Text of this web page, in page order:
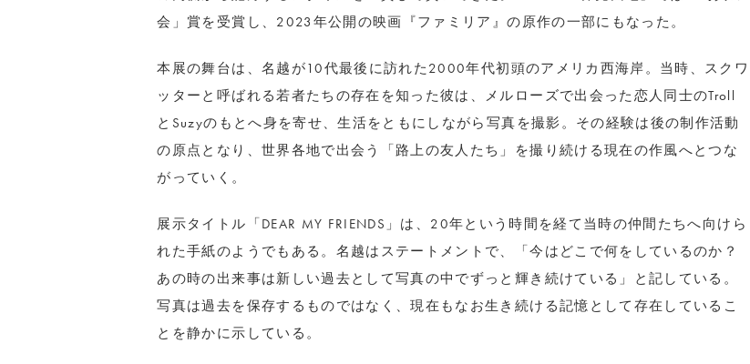
会」賞を受賞し、2023年公開の映画『ファミリア』の原作の一部にもなった。
本展の舞台は、名越が10代最後に訪れた2000年代初頭のアメリカ西海岸。当時、スクワ
ッターと呼ばれる若者たちの存在を知った彼は、メルローズで出会った恋人同士のTroll
とSuzyのもとへ身を寄せ、生活をともにしながら写真を撮影。その経験は後の制作活動
の原点となり、世界各地で出会う「路上の友人たち」を撮り続ける現在の作風へとつな
がっていく。
展示タイトル「DEAR MY FRIENDS」は、20年という時間を経て当時の仲間たちへ向けら
れた手紙のようでもある。名越はステートメントで、「今はどこで何をしているのか？
あの時の出来事は新しい過去として写真の中でずっと輝き続けている」と記している。
写真は過去を保存するものではなく、現在もなお生き続ける記憶として存在しているこ
とを静かに示している。